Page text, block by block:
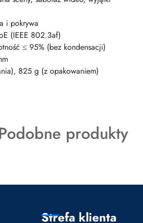
i pokrywa
(IEEE 802.3af)
≤ 95% (bez kondensacji)
825 g (z opakowaniem)
produkty
Strefa klienta